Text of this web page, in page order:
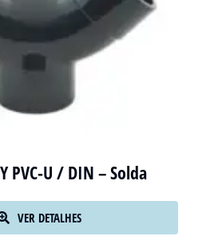
PVC-U / DIN – Solda
VER DETALHES